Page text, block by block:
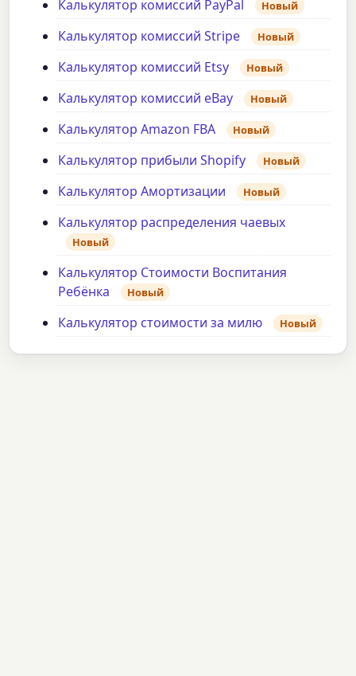
Калькулятор комиссий PayPal Новый
Калькулятор комиссий Stripe Новый
Калькулятор комиссий Etsy Новый
Калькулятор комиссий eBay Новый
Калькулятор Amazon FBA Новый
Калькулятор прибыли Shopify Новый
Калькулятор Амортизации Новый
Калькулятор распределения чаевых
Новый
Калькулятор Стоимости Воспитания
Ребёнка
Новый
Калькулятор стоимости за милю Новый